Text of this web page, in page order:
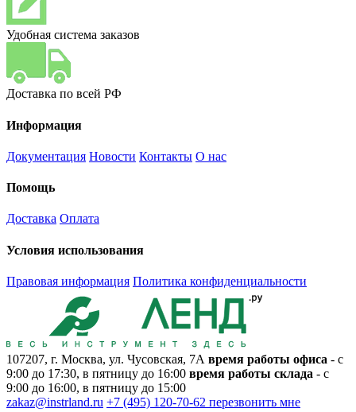
Удобная система заказов
Доставка по всей РФ
Информация
Документация Новости Контакты О нас
Помощь
Доставка Оплата
Условия использования
Правовая информация Политика конфиденциальности
107207, г. Москва, ул. Чусовская, 7А время работы офиса - с
9:00 до 17:30, в пятницу до 16:00 время работы склада - с
9:00 до 16:00, в пятницу до 15:00
zakaz@instrland.ru +7 (495) 120-70-62 перезвонить мне